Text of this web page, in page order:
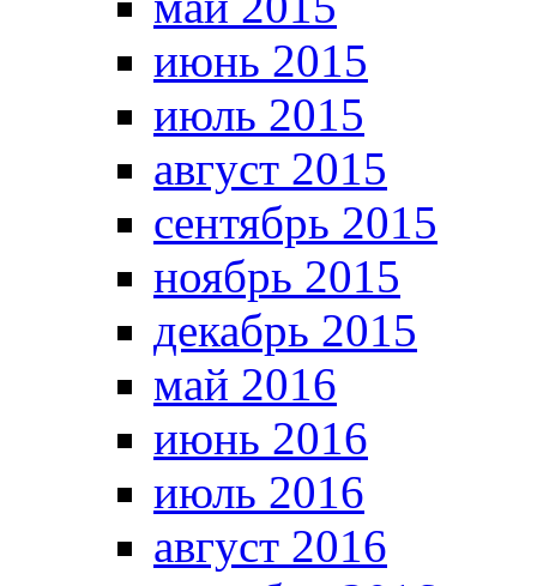
июнь 2015
июль 2015
август 2015
сентябрь 2015
ноябрь 2015
декабрь 2015
май 2016
июнь 2016
июль 2016
август 2016